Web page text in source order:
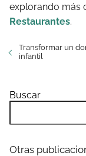
explorando más
Restaurantes.
Transformar un
infantil
Buscar
Otras